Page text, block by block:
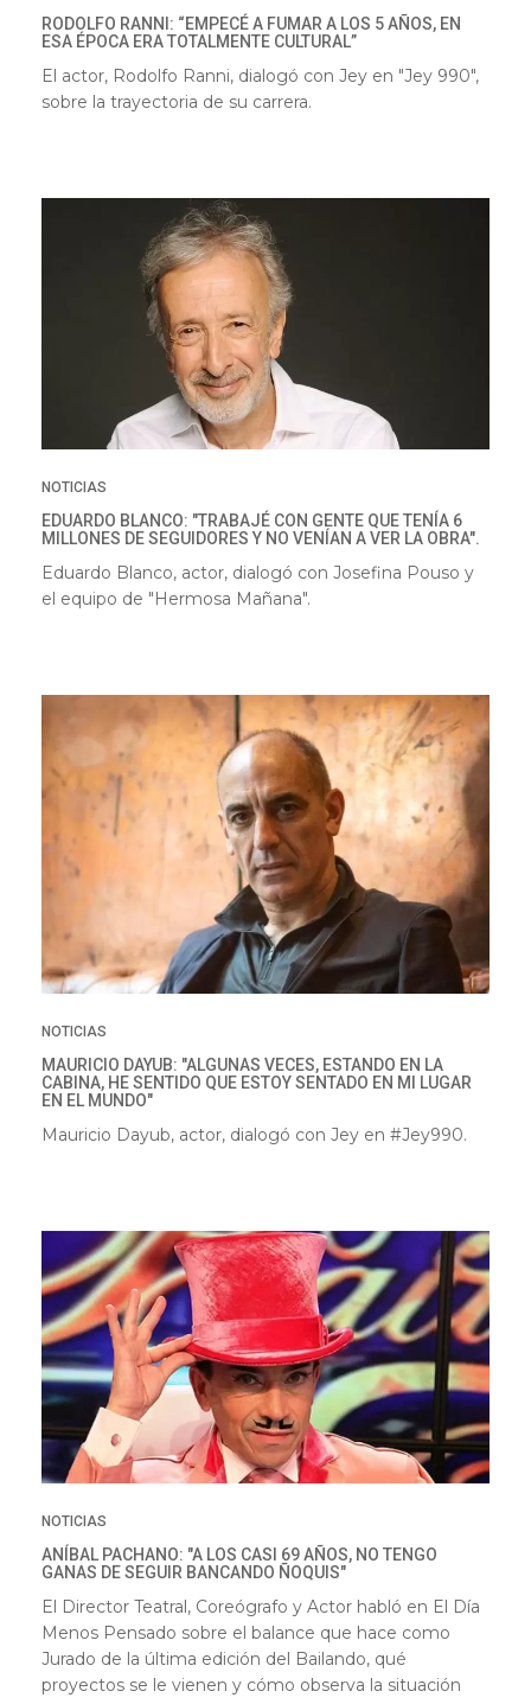
RODOLFO RANNI: “EMPECÉ A FUMAR A LOS 5 AÑOS, EN
ESA ÉPOCA ERA TOTALMENTE CULTURAL”
El actor, Rodolfo Ranni, dialogó con Jey en "Jey 990",
sobre la trayectoria de su carrera.
NOTICIAS
EDUARDO BLANCO: "TRABAJÉ CON GENTE QUE TENÍA 6
MILLONES DE SEGUIDORES Y NO VENÍAN A VER LA OBRA".
Eduardo Blanco, actor, dialogó con Josefina Pouso y
el equipo de "Hermosa Mañana".
NOTICIAS
MAURICIO DAYUB: "ALGUNAS VECES, ESTANDO EN LA
CABINA, HE SENTIDO QUE ESTOY SENTADO EN MI LUGAR
EN EL MUNDO"
Mauricio Dayub, actor, dialogó con Jey en #Jey990.
NOTICIAS
ANÍBAL PACHANO: "A LOS CASI 69 AÑOS, NO TENGO
GANAS DE SEGUIR BANCANDO ÑOQUIS"
El Director Teatral, Coreógrafo y Actor habló en El Día
Menos Pensado sobre el balance que hace como
Jurado de la última edición del Bailando, qué
proyectos se le vienen y cómo observa la situación